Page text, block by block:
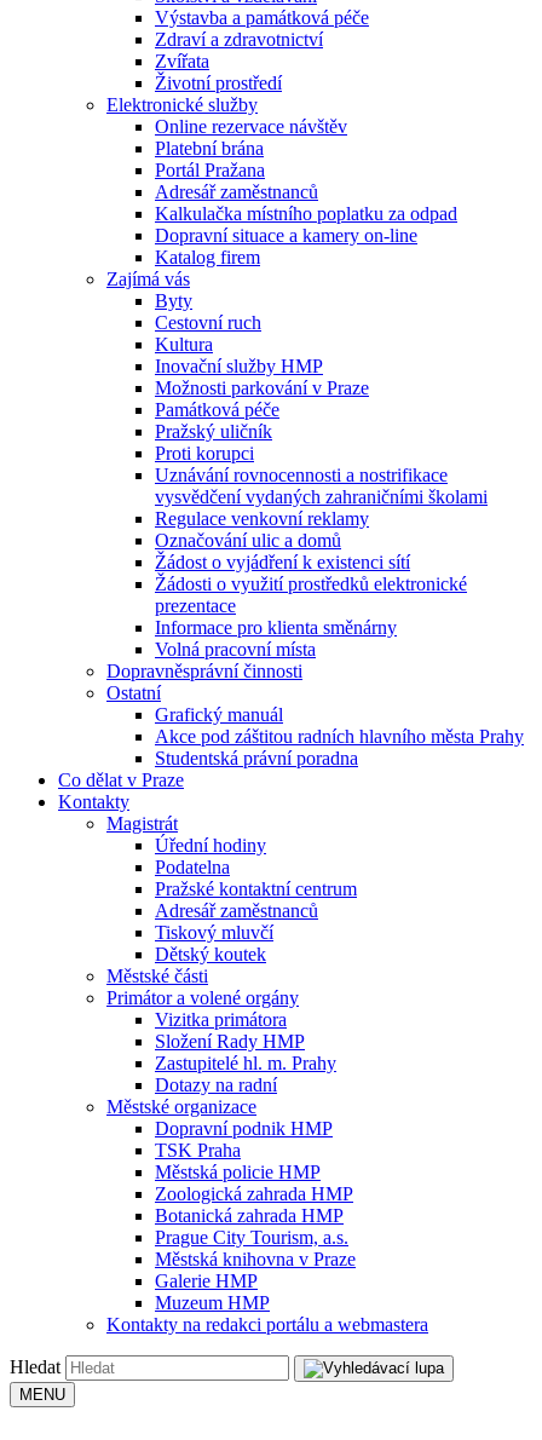
Výstavba a památková péče
Zdraví a zdravotnictví
Zvířata
Životní prostředí
Elektronické služby
Online rezervace návštěv
Platební brána
Portál Pražana
Adresář zaměstnanců
Kalkulačka místního poplatku za odpad
Dopravní situace a kamery on-line
Katalog firem
Zajímá vás
Byty
Cestovní ruch
Kultura
Inovační služby HMP
Možnosti parkování v Praze
Památková péče
Pražský uličník
Proti korupci
Uznávání rovnocennosti a nostrifikace
vysvědčení vydaných zahraničními školami
Regulace venkovní reklamy
Označování ulic a domů
Žádost o vyjádření k existenci sítí
Žádosti o využití prostředků elektronické
prezentace
Informace pro klienta směnárny
Volná pracovní místa
Dopravněsprávní činnosti
Ostatní
Grafický manuál
Akce pod záštitou radních hlavního města Prahy
Studentská právní poradna
Co dělat v Praze
Kontakty
Magistrát
Úřední hodiny
Podatelna
Pražské kontaktní centrum
Adresář zaměstnanců
Tiskový mluvčí
Dětský koutek
Městské části
Primátor a volené orgány
Vizitka primátora
Složení Rady HMP
Zastupitelé hl. m. Prahy
Dotazy na radní
Městské organizace
Dopravní podnik HMP
TSK Praha
Městská policie HMP
Zoologická zahrada HMP
Botanická zahrada HMP
Prague City Tourism, a.s.
Městská knihovna v Praze
Galerie HMP
Muzeum HMP
Kontakty na redakci portálu a webmastera
Hledat
MENU